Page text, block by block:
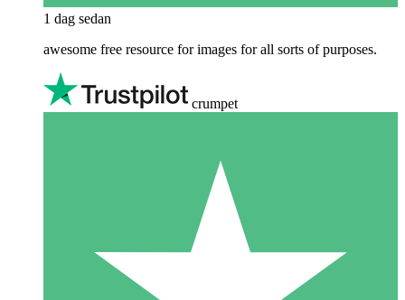
1 dag sedan
awesome free resource for images for all sorts of purposes.
crumpet